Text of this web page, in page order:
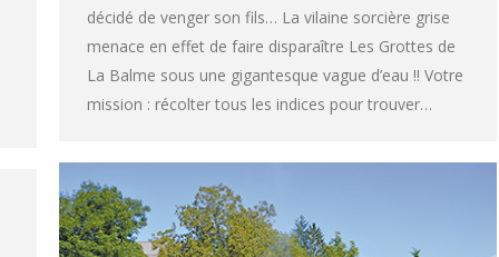
décidé de venger son fils… La vilaine sorcière grise
menace en effet de faire disparaître Les Grottes de
La Balme sous une gigantesque vague d’eau !! Votre
mission : récolter tous les indices pour trouver…